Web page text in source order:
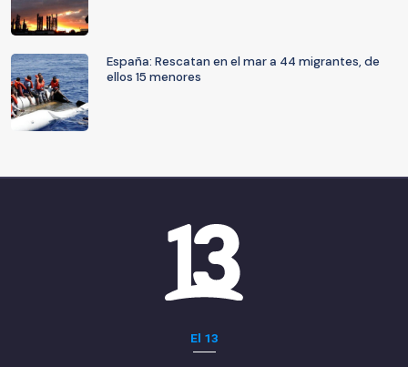
España: Rescatan en el mar a 44 migrantes, de
ellos 15 menores
El 13